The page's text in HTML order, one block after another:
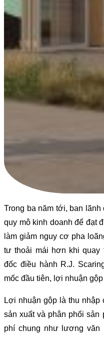
Trong ba năm tới, ban
quy mô kinh doanh để đạt
làm giảm nguy cơ pha
tư thoải mái hơn khi quay
đốc điều hành R.J.
mốc đầu tiên, lợi nhuận
Lợi nhuận gộp là thu
sản xuất và phân phối sản
phí chung như lương văn